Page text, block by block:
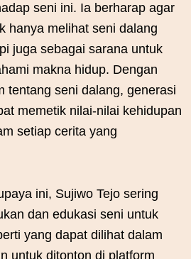
seni ini. Ia berharap agar
hanya melihat seni dalang
juga sebagai sarana untuk
makna hidup. Dengan
tentang seni dalang, generasi
memetik nilai-nilai kehidupan
setiap cerita yang
ini, Sujiwo Tejo sering
dan edukasi seni untuk
yang dapat dilihat dalam
untuk ditonton di platform